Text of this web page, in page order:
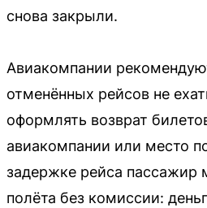
снова закрыли.
Авиакомпании
отменённых рейсов не
оформлять возврат
авиакомпании или место
задержке рейса пассажир
полёта без комиссии: